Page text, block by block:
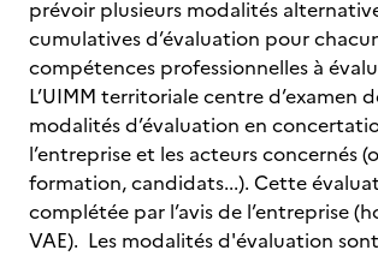
prévoir plusieurs modalités
cumulatives d’évaluation pour
compétences professionnelles à
L’UIMM territoriale centre d’examen
modalités d’évaluation en
l’entreprise et les acteurs concernés
formation, candidats...). Cette
complétée par l’avis de l’entreprise
VAE). Les modalités d'évaluation